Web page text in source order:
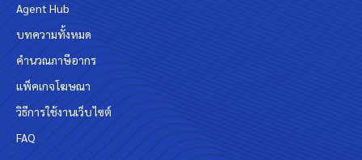
Agent Hub
บทความทั้งหมด
คำนวณภาษีอากร
แพ็คเกจโฆษณา
วิธีการใช้งานเว็บไซต์
FAQ